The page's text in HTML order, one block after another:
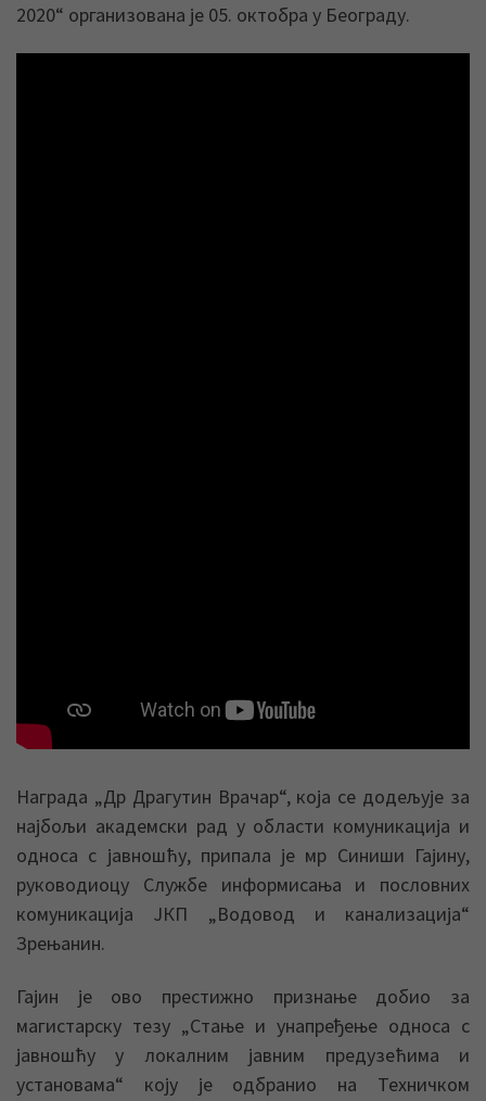
2020“ организована је 05. октобра у Београду.
Награда „Др Драгутин Врачар“, која се додељује за
најбољи академски рад у области комуникација и
односа с јавношћу, припала је мр Синиши Гајину,
руководиоцу Службе информисања и пословних
комуникација ЈКП „Водовод и канализација“
Зрењанин.
Гајин је ово престижно признање добио за
магистарску тезу „Стање и унапређење односа с
јавношћу у локалним јавним предузећима и
установама“ коју је одбранио на Техничком